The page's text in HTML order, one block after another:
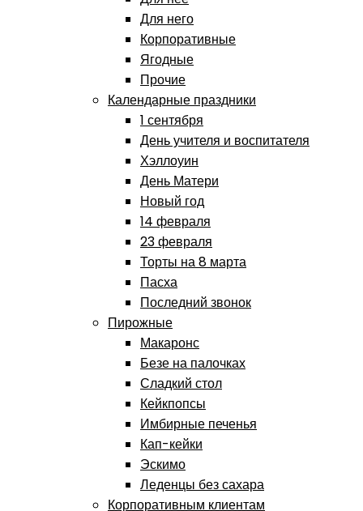
Для него
Корпоративные
Ягодные
Прочие
Календарные праздники
1 сентября
День учителя и воспитателя
Хэллоуин
День Матери
Новый год
14 февраля
23 февраля
Торты на 8 марта
Пасха
Последний звонок
Пирожные
Макаронс
Безе на палочках
Сладкий стол
Кейкпопсы
Имбирные печенья
Кап-кейки
Эскимо
Леденцы без сахара
Корпоративным клиентам